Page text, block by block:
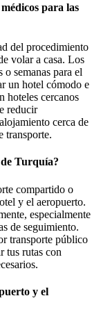
para las
del procedimiento
volar a casa. Los
o semanas para el
un hotel cómodo e
hoteles cercanos
reducir
cerca de
transporte.
Turquía?
compartido o
y el aeropuerto.
especialmente
de seguimiento.
transporte público
tus rutas con
y el